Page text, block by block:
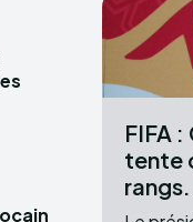
FIFA
tente